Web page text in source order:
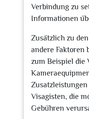
Verbindung zu
Informationen
Zusätzlich zu
andere Faktoren
zum Beispiel die
Visagisten, die
Gebühren